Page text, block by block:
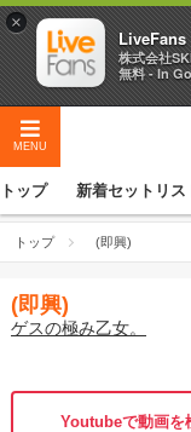
MENU
トップ 新着セットリス
トップ (即興)
(即興)
ゲスの極み乙女。
Youtubeで動画を
×
LiveFans
株式会社
無料 - In